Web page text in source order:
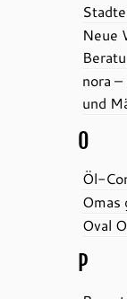
Neue
nora
und
O
Öl-
Omas
Oval
P